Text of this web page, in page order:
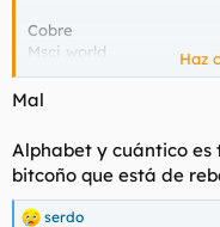
Cobre
Msci world
Alphabet
Cuántica
Haz
Mal
Alphabet y cuántico
bitcoño que está de
serdo